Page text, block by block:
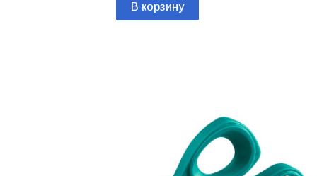
В корзину